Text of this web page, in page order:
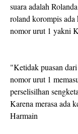
suara adalah
roland korompis ada
nomor urut 1 yakni
"Ketidak puasan
nomor urut 1
perselisilhan
Karena merasa ada
Harmain